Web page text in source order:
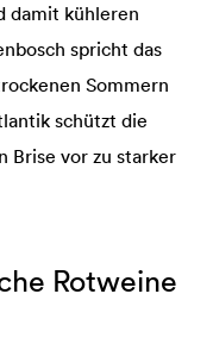
damit kühleren
spricht das
Sommern
schützt die
Brise vor zu starker
Rotweine